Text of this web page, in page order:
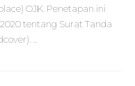
OJK. Penetapan ini
tentang Surat Tanda
...